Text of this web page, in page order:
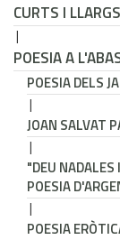
CURTS I LLARGS
POESIA A
POESIA DELS
JOAN SALVAT
"DEU
POESIA
POESIA